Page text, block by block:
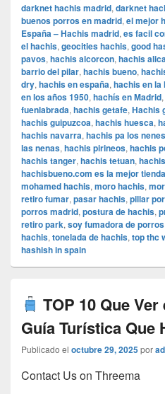
darknet hachis madrid, darknet
buenos porros en madrid, el mejor
España – Hachis madrid, es facil
el hachis, geocities hachis, good
pavos, hachis alcorcon, hachis
barrio del pilar, hachis bueno,
dry, hachis en españa, hachis en la
en los años 1950, hachís en Madrid,
fuenlabrada, hachis getafe, Hachis
hachis guipuzcoa, hachis huesca,
hachis navarra, hachis pa los nenes
las nenas, hachis pirineos, hachis
hachis tanger, hachis tetuan,
hachisbueno.com es la mejor
mohamed hachis, moro hachis,
retiro fumar, pasar hachis, pillar
porros madrid, postura de hachis,
retiro park, soy fumadora de porros
hachis, tonelada de hachis, top thc
hashish in spain
TOP 10 Que
Guía Turística Que
Publicado el octubre 29, 2025por
Contact Us on Threema